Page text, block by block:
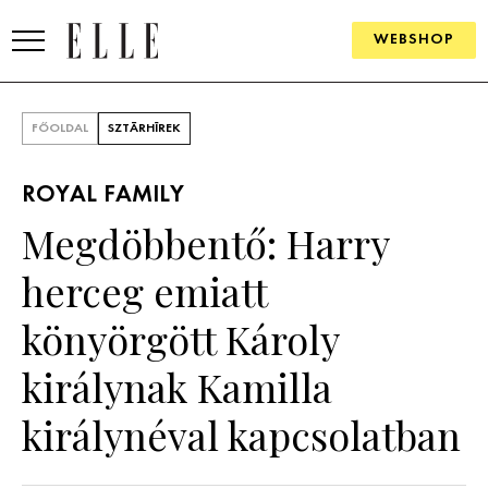
WEBSHOP
SZÉPSÉG
PSZICHÉ
ÉLETMÓD
FŐOLDAL SZTÁRHÍREK
ROYAL FAMILY
Megdöbbentő: Harry
herceg emiatt
könyörgött Károly
királynak Kamilla
királynéval kapcsolatban